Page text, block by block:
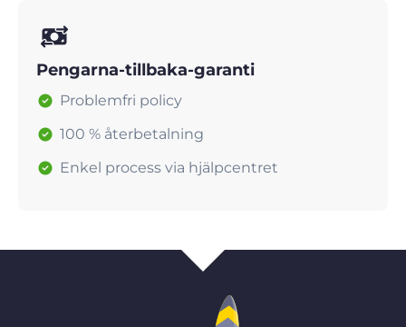
Pengarna-tillbaka-garanti
Problemfri policy
100 % återbetalning
Enkel process via hjälpcentret